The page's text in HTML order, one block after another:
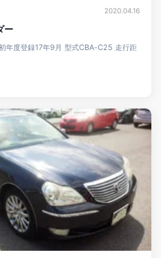
2020.04.16
ー
年度登録17年9月 型式CBA-C25 走行距